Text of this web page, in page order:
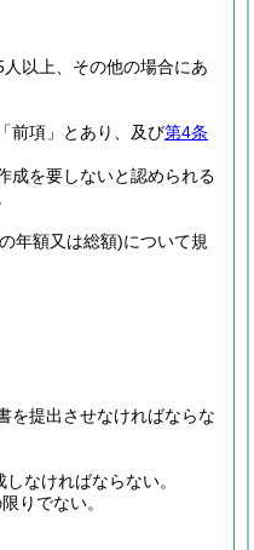
以上、その他の場合にあ
前項」とあり、及び第4条
成を要しないと認められる
年額又は総額)について規
を提出させなければならな
なければならない。
りでない。